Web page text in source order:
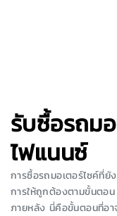
รับซื้อรถม
ไฟแนนซ์
การซื้อรถมอเตอร์ไซค์ที่
การให้ถูกต้องตามขั้นตอน
ภายหลัง นี่คือขั้นตอนที่อา